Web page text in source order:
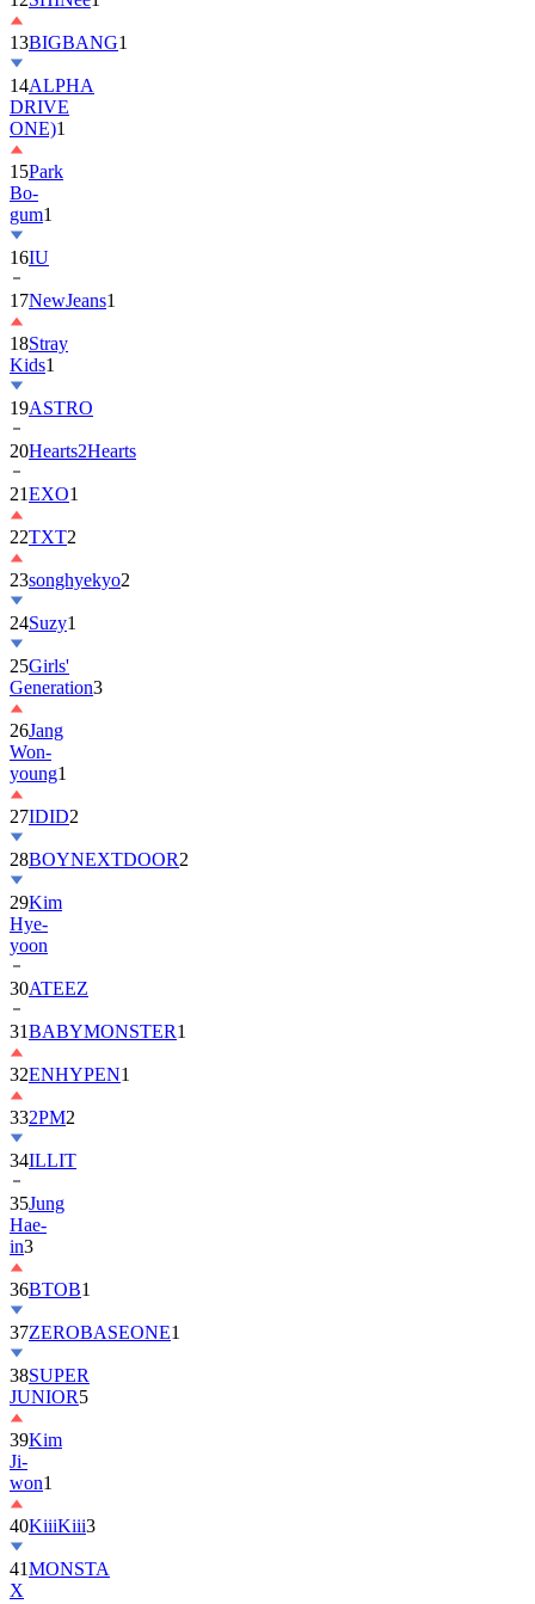
13BIGBANG1
14ALPHA
DRIVE
ONE)1
15Park
Bo-
gum1
16IU
17NewJeans1
18Stray
Kids1
19ASTRO
20Hearts2Hearts
21EXO1
22TXT2
23songhyekyo2
24Suzy1
25Girls'
Generation3
26Jang
Won-
young1
27IDID2
28BOYNEXTDOOR2
29Kim
Hye-
yoon
30ATEEZ
31BABYMONSTER1
32ENHYPEN1
332PM2
34ILLIT
35Jung
Hae-
in3
36BTOB1
37ZEROBASEONE1
38SUPER
JUNIOR5
39Kim
Ji-
won1
40KiiiKiii3
41MONSTA
X